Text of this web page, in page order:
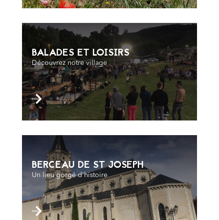
BALADES ET LOISIRS
Découvrez notre village
BERCEAU DE ST JOSEPH
Un lieu gorgé d'histoire